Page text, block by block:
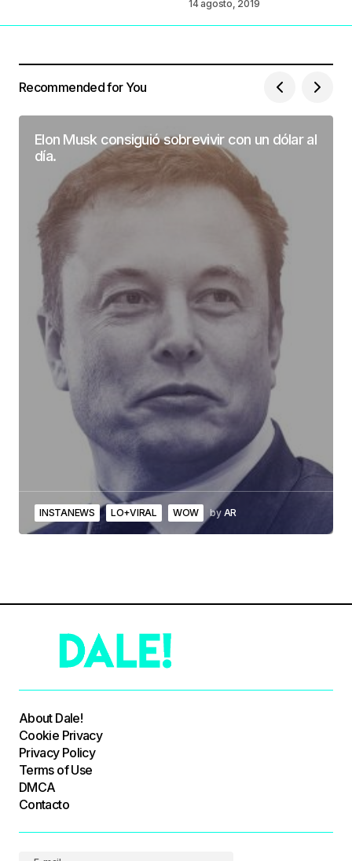
14 agosto, 2019
Recommended for You
Elon Musk consiguió sobrevivir con un dólar al
día.
INSTANEWS LO+VIRAL WOW by AR
About Dale!
Cookie Privacy
Privacy Policy
Terms of Use
DMCA
Contacto